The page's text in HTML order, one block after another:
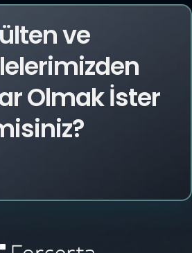
ve
Olmak İster